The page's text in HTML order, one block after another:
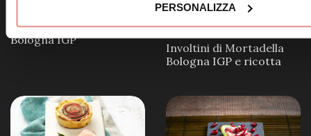
PERSONALIZZA
Frittelle alla Mortadella
Bologna IGP
Involtini di Mortadella
Bologna IGP e ricotta